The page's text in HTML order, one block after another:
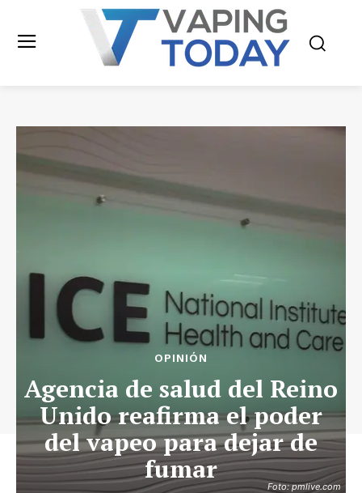
Foto: pmlive.com
OPINIÓN
Agencia de salud del Reino
Unido reafirma el poder
del vapeo para dejar de
fumar